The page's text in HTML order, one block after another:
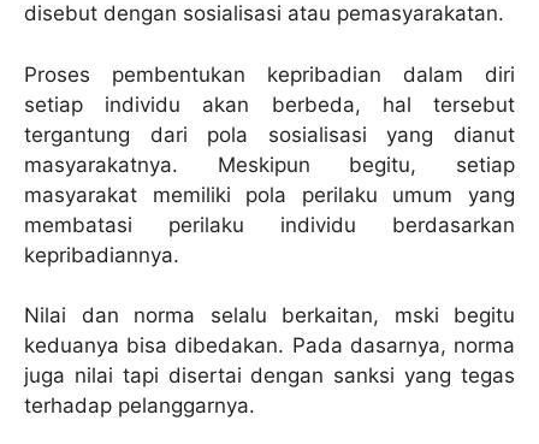
disebut dengan sosialisasi atau pemasyarakatan.
Proses pembentukan kepribadian dalam diri
setiap individu akan berbeda, hal tersebut
tergantung dari pola sosialisasi yang dianut
masyarakatnya. Meskipun begitu, setiap
masyarakat memiliki pola perilaku umum yang
membatasi perilaku individu berdasarkan
kepribadiannya.
Nilai dan norma selalu berkaitan, mski begitu
keduanya bisa dibedakan. Pada dasarnya, norma
juga nilai tapi disertai dengan sanksi yang tegas
terhadap pelanggarnya.